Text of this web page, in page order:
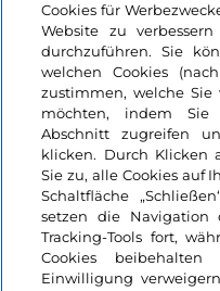
Bleiben wir in Kontakt
Cookies für
Website zu
durchzuführen. Sie
welchen Cookies
zustimmen, welche Sie
möchten, indem Sie
Abschnitt zugreifen
klicken. Durch Klicken
Sie zu, alle Cookies auf
Schaltfläche
setzen die Navigation
Tracking-Tools fort,
Cookies
Einwilligung